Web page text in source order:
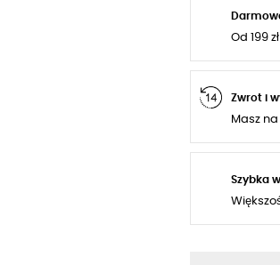
Od 199 zł
Zwrot i
Masz
Szybka